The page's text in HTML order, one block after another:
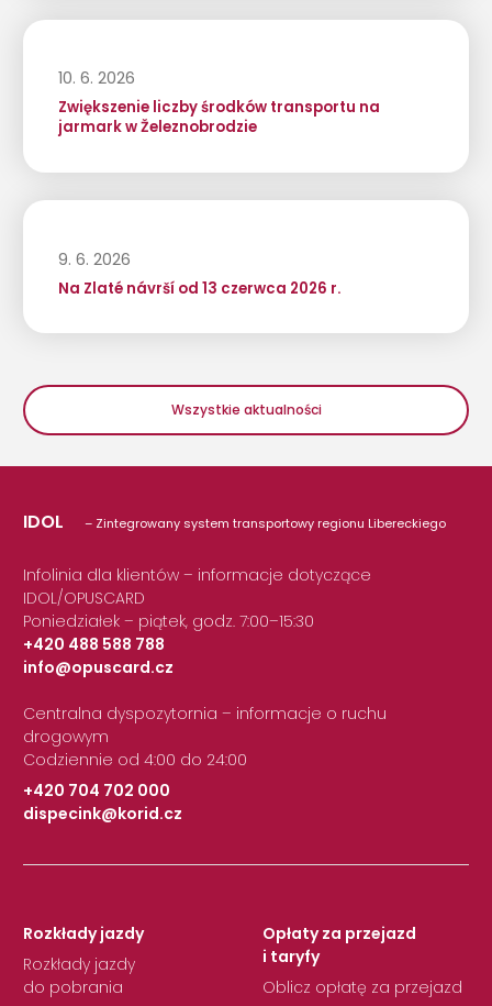
10. 6. 2026
Zwiększenie liczby środków transportu na
jarmark w Železnobrodzie
9. 6. 2026
Na Zlaté návrší od 13 czerwca 2026 r.
Wszystkie aktualności
IDOL – Zintegrowany system transportowy regionu Libereckiego
Infolinia dla klientów – informacje dotyczące
IDOL/OPUSCARD
Poniedziałek – piątek, godz. 7:00–15:30
+420 488 588 788
|
info@opuscard.cz
Centralna dyspozytornia – informacje o ruchu
drogowym
Codziennie od 4:00 do 24:00
+420 704 702 000
|
dispecink@korid.cz
Rozkłady jazdy
Rozkłady jazdy
do pobrania
Opłaty za przejazd
i taryfy
Oblicz opłatę za przejazd